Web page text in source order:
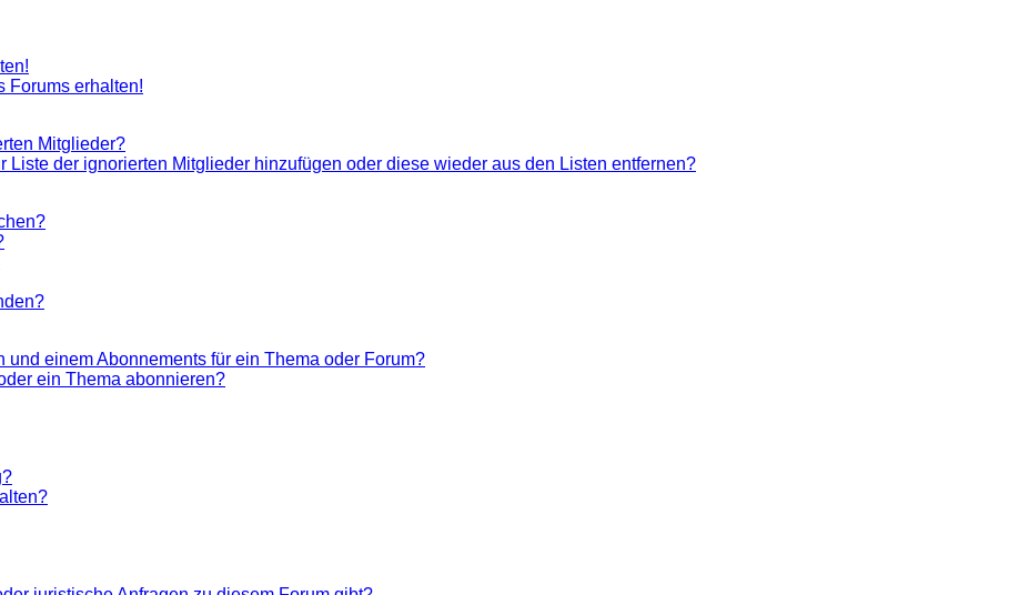
Forums erhalten!
Mitglieder?
der ignorierten Mitglieder hinzufügen oder diese wieder aus den Listen entfernen?
einem Abonnements für ein Thema oder Forum?
ein Thema abonnieren?